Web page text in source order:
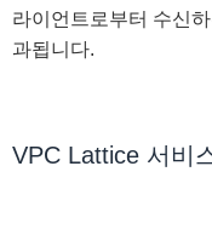
라이언트로부터 수신
과됩니다.
VPC Lattice 서비